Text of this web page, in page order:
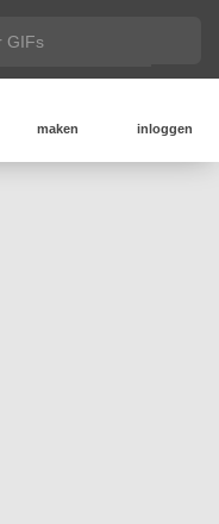
maken inloggen